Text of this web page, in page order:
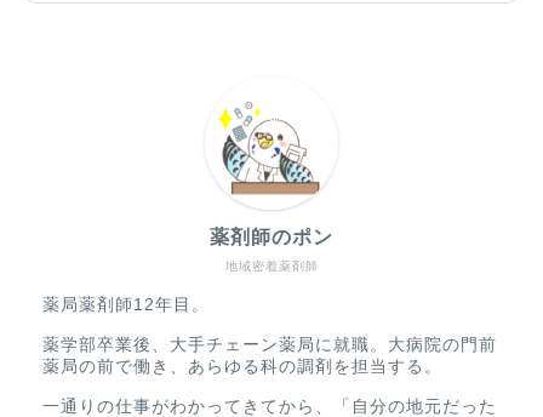
地域密着薬剤師
薬剤師のポン
薬局薬剤師12年目。
薬学部卒業後、大手チェーン薬局に就職。大病院の門前
薬局の前で働き、あらゆる科の調剤を担当する。
一通りの仕事がわかってきてから、「自分の地元だった